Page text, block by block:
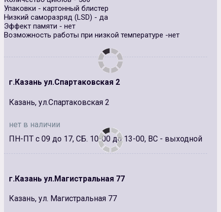
Упаковки - картонный блистер
Низкий саморазряд (LSD) - да
Эффект памяти - нет
Возможность работы при низкой температуре -нет
г.Казань ул.Спартаковская 2
Казань, ул.Спартаковская 2
нет в наличии
ПН-ПТ с 09 до 17, СБ. 10-00 до 13-00, ВС - выходной
г.Казань ул.Магистральная 77
Казань, ул. Магистральная 77